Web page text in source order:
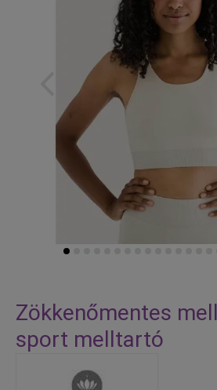
to
the
beginning
Zökkenőmentes
sport melltartó